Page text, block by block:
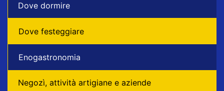
Dove dormire
Dove festeggiare
Enogastronomia
Negozì, attività artigiane e aziende